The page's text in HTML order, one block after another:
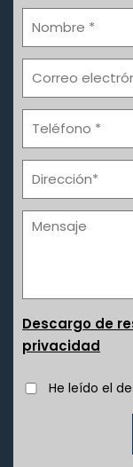
Descargo de
privacidad
He leído el